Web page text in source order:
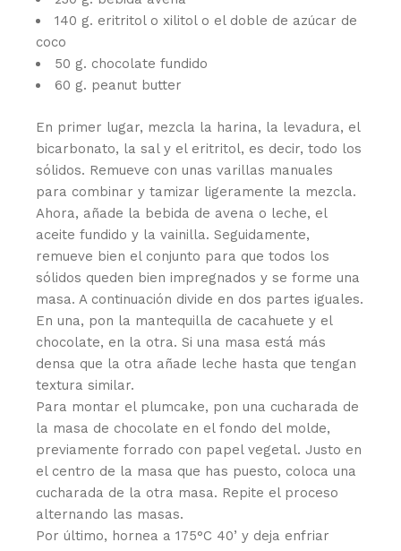
140 g. eritritol o xilitol o el doble de azúcar de
coco
50 g. chocolate fundido
60 g. peanut butter
En primer lugar, mezcla la harina, la levadura, el
bicarbonato, la sal y el eritritol, es decir, todo los
sólidos. Remueve con unas varillas manuales
para combinar y tamizar ligeramente la mezcla.
Ahora, añade la bebida de avena o leche, el
aceite fundido y la vainilla. Seguidamente,
remueve bien el conjunto para que todos los
sólidos queden bien impregnados y se forme una
masa. A continuación divide en dos partes iguales.
En una, pon la mantequilla de cacahuete y el
chocolate, en la otra. Si una masa está más
densa que la otra añade leche hasta que tengan
textura similar.
Para montar el plumcake, pon una cucharada de
la masa de chocolate en el fondo del molde,
previamente forrado con papel vegetal. Justo en
el centro de la masa que has puesto, coloca una
cucharada de la otra masa. Repite el proceso
alternando las masas.
Por último, hornea a 175°C 40’ y deja enfriar